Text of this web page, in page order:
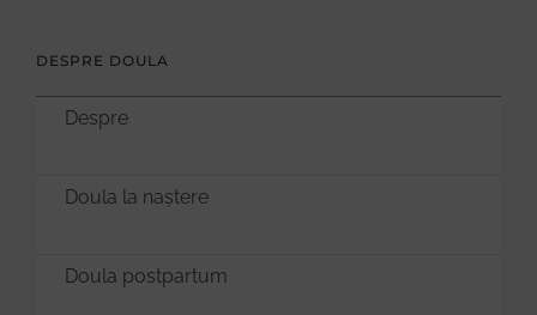
DESPRE DOULA
Despre
Doula la naștere
Doula postpartum